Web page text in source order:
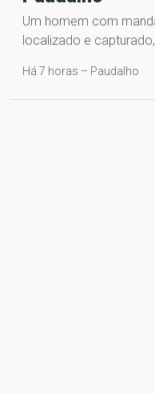
Um homem com
localizado e
Há 7 horas – Paudalho